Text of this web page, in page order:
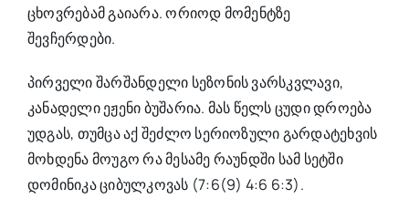
ცხოვრებამ გაიარა. ორიოდ მომენტზე
შევჩერდები.
პირველი შარშანდელი სეზონის ვარსკვლავი,
კანადელი ეჟენი ბუშარია. მას წელს ცუდი დროება
უდგას, თუმცა აქ შეძლო სერიოზული გარდატეხვის
მოხდენა მოუგო რა მესამე რაუნდში სამ სეტში
დომინიკა ციბულკოვას (7:6(9) 4:6 6:3).